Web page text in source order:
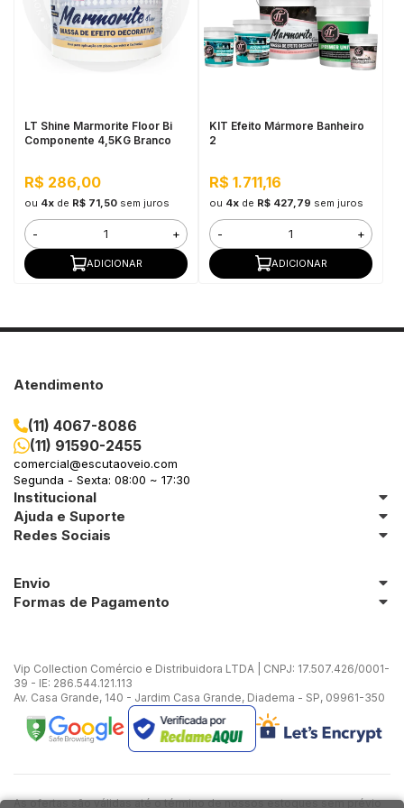
LT Shine Marmorite Floor Bi
Componente 4,5KG Branco
R$ 286,00
ou 4xde R$ 71,50 sem juros
- +
ADICIONAR
KIT Efeito Mármore Banheiro
2
R$ 1.711,16
ou 4xde R$ 427,79 sem juros
- +
ADICIONAR
Atendimento
(11) 4067-8086
(11) 91590-2455
comercial@escutaoveio.com
Segunda - Sexta: 08:00 ~ 17:30
Institucional
Ajuda e Suporte
Redes Sociais
Envio
Formas de Pagamento
Vip Collection Comércio e Distribuidora LTDA | CNPJ: 17.507.426/0001-
39 - IE: 286.544.121.113
Av. Casa Grande, 140 - Jardim Casa Grande, Diadema - SP, 09961-350
As ofertas são válidas até o término de nossos estoques sem prévio